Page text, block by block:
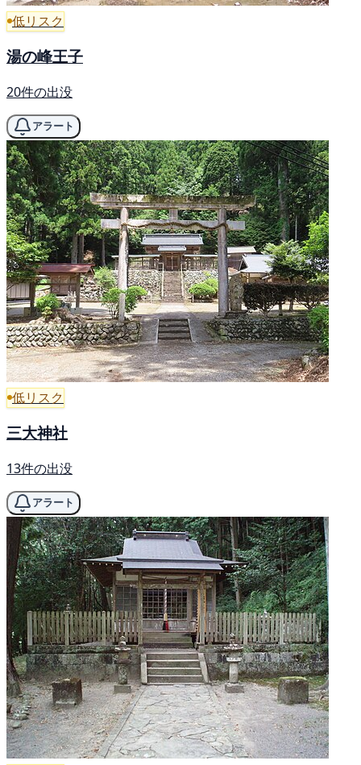
低リスク
湯の峰王子
20件の出没
アラート
低リスク
三大神社
13件の出没
アラート